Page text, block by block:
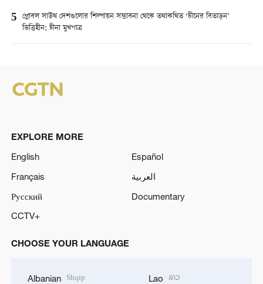
5 গ্লোবল সাউথ দেশগুলোর শিল্পায়ন সম্ভাবনা থেকে তথাকথিত ‘চীনের বিতাড়ন’
ভিত্তিহীন: চীনা মুখপাত্র
EXPLORE MORE
English
Español
Français
العربية
Русский
Documentary
CCTV+
CHOOSE YOUR LANGUAGE
Albanian Shqip Lao ລາວ